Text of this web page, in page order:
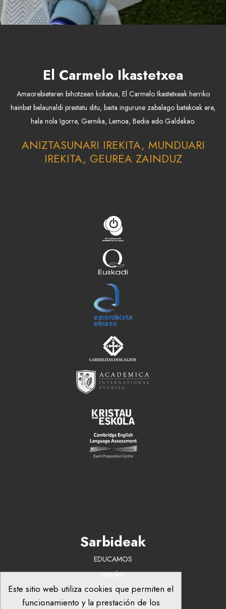
El Carmelo Ikastetxea
Amaorebietaren bihotzean kokatua, El Carmelo Ikastetxeak herriko
hainbat belaunaldi prestatu ditu, baita ingurune zabalago batekoak ere,
hala nola Igorre, Gernika, Lemoa, Bedia edo Galdakao.
ANIZTASUNARI IREKITA, MUNDUARI
IREKITA, GEUREA ZAINDUZ
Sarbideak
EDUCAMOS
Jantokia
Argazkiak eta bideoak
Publikazio eta dokumentuak
Este sitio web utiliza cookies que permiten el
funcionamiento y la prestación de los